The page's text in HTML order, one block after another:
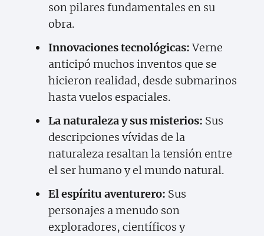
son pilares fundamentales en su
obra.
Innovaciones tecnológicas:Verne
anticipó muchos inventos que se
hicieron realidad, desde submarinos
hasta vuelos espaciales.
La naturaleza y sus misterios: Sus
descripciones vívidas de la
naturaleza resaltan la tensión entre
el ser humano y el mundo natural.
El espíritu aventurero: Sus
personajes a menudo son
exploradores, científicos y